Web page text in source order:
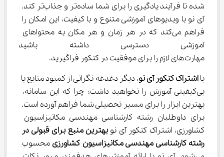
شده تا فرآیند یادگیری را برای شما ساده‌تر و جذاب‌تر کند.
آی نو با ویدیوهای آموزشی متنوع و با کیفیت، این امکان را
فراهم می‌کند که در هر زمان و هر مکان به محتواهای
آموزشی دسترسی داشته
مهارت‌های لازم را برای موفقیت در کنکور فراگیرید.
با اشتراک کنکور آی نو، دیگر دغدغه نگرانی از کمبود منابع یا
بی‌کیفیتی آموزش را نخواهید داشت؛ چرا که این سامانه،
بهترین ابزار را برای مسیر تحصیلی شما فراهم آورده است.
برای داوطلبان رشته کارشناسی مهندسی مکانیزاسیون
کشاورزی، اشتراک کنکور آی نو بهترین منبع برای قبولی در
رشته کارشناسی مهندسی مکانیزاسیون کشاورزی محسوب